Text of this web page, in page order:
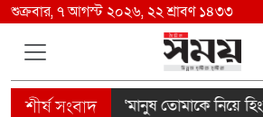
শুক্রবার, ৭ আগস্ট ২০২৬, ২২ শ্রাবণ ১৪৩৩
নির্দেশ ‘মানুষ তোমাকে নিয়ে